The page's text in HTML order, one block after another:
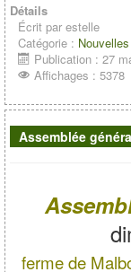
Détails
Écrit par estelle
Catégorie :
Publication : 27
Affichages : 5378
Assemblée
ferme de